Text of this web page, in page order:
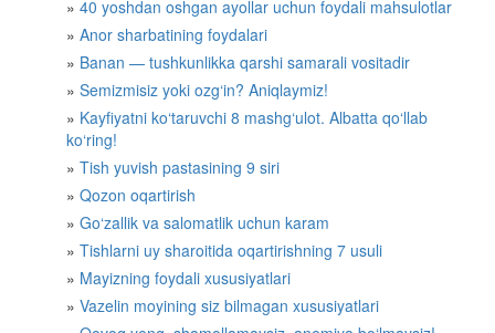
40 yoshdan oshgan ayollar uchun foydali mahsulotlar
Anor sharbatining foydalari
Banan — tushkunlikka qarshi samarali vositadir
Semizmisiz yoki ozg‘in? Aniqlaymiz!
Kayfiyatni ko‘taruvchi 8 mashg‘ulot. Albatta qo‘llab
ko‘ring!
Tish yuvish pastasining 9 siri
Qozon oqartirish
Go‘zallik va salomatlik uchun karam
Tishlarni uy sharoitida oqartirishning 7 usuli
Mayizning foydali xususiyatlari
Vazelin moyining siz bilmagan xususiyatlari